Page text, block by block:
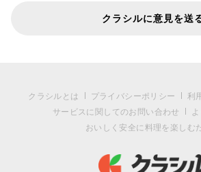
クラシルに意見を送
クラシルとは プライバシーポリシー 利
サービスに関してのお問い合わせ
おいしく安全に料理を楽しむ